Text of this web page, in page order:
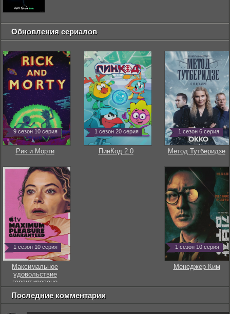
Обновления сериалов
9 сезон 10 серия
Рик и Морти
1 сезон 20 серия
ПинКод 2.0
1 сезон 6 серия
Метод Тутберидзе
1 сезон 10 серия
Максимальное
удовольствие
гарантировано
1 сезон 10 серия
Менеджер Ким
Последние комментарии